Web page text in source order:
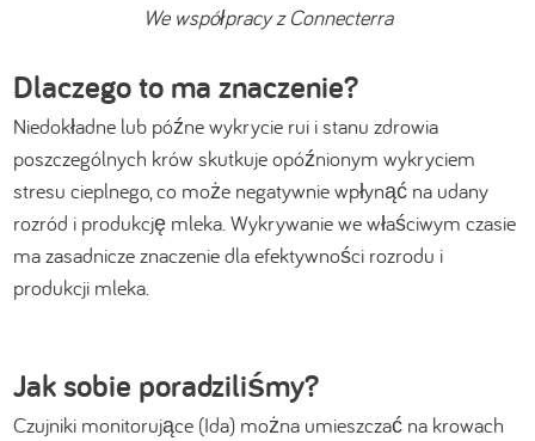
We współpracy z Connecterra
Dlaczego to ma znaczenie?
Niedokładne lub późne wykrycie rui i stanu zdrowia
poszczególnych krów skutkuje opóźnionym wykryciem
stresu cieplnego, co może negatywnie wpłynąć na udany
rozród i produkcję mleka. Wykrywanie we właściwym czasie
ma zasadnicze znaczenie dla efektywności rozrodu i
produkcji mleka.
Jak sobie poradziliśmy?
Czujniki monitorujące (Ida) można umieszczać na krowach